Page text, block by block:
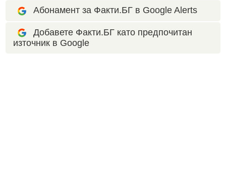
Абонамент за Факти.БГ в Google Alerts
Добавете Факти.БГ като предпочитан
източник в Google